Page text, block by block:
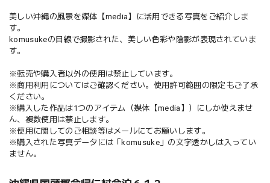
美しい沖縄の風景を媒体【media】に活用できる写真をご紹介しま
す。
komusukeの目線で撮影された、美しい色彩や陰影が表現されていま
す。
※転売や購入者以外の使用は禁止しています。
※商用利用についてはご確認ください。使用許可範囲の限定もご了承
ください。
※購入した作品は1つのアイテム（媒体【media】）にしか使えませ
ん、複数使用は禁止します。
※使用に関してのご相談等はメールにてお願いします。
※購入された写真データには「komusuke」の文字透かしは入ってい
ません。